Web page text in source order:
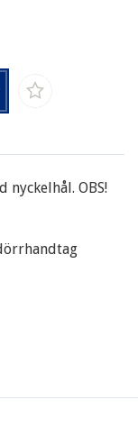
nyckelhål. OBS!